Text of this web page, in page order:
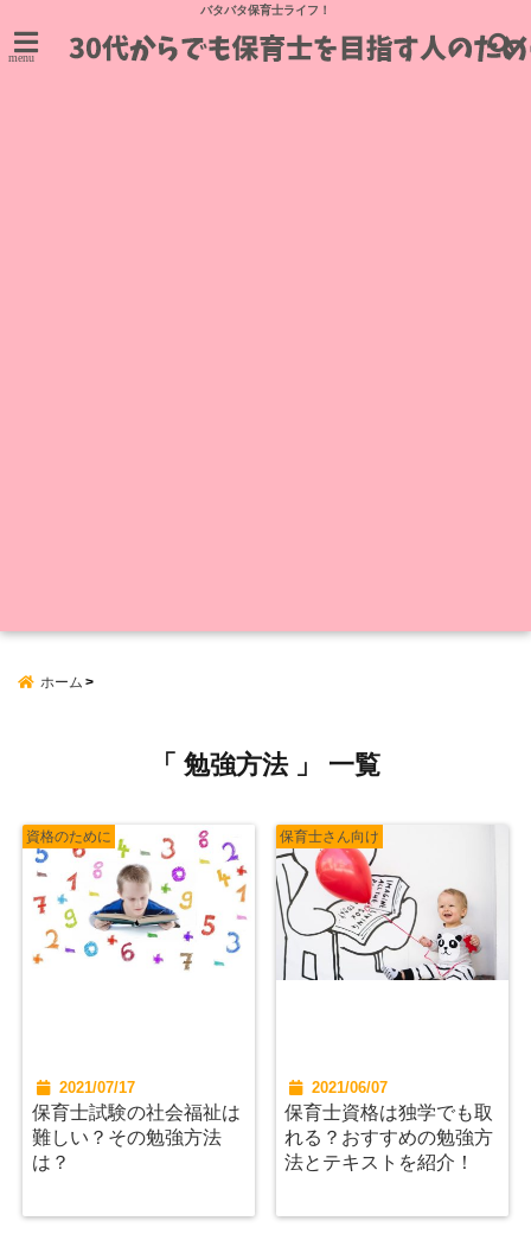
バタバタ保育士ライフ！
menu
ホーム
「 勉強方法 」 一覧
資格のために
2021/07/17
保育士試験の社会福祉は
難しい？その勉強方法
は？
保育士さん向け
2021/06/07
保育士資格は独学でも取
れる？おすすめの勉強方
法とテキストを紹介！